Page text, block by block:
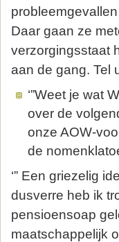
Daar gaan ze
verzorgingsstaat
aan de gang. Tel
‘”Weet je wat
over de
onze AOW-
de
‘” Een griezelig
dusverre heb ik
pensioensoap
maatschappelijk